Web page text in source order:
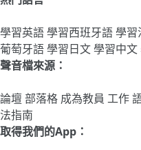
學習英語學習西班牙語學習
葡萄牙語學習日文學習中文
聲音檔來源：
論壇部落格 成為教員 工作
法指南
取得我們的App：